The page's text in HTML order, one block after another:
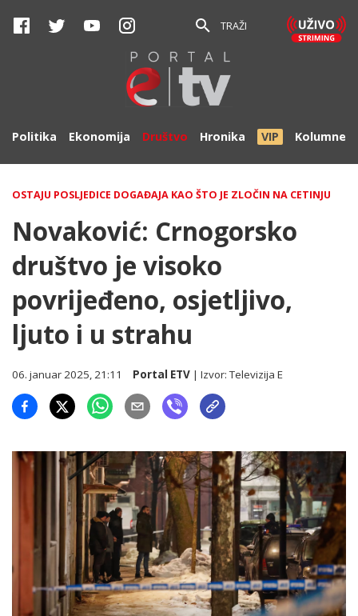
TRAŽI
Politika Ekonomija Društvo Hronika VIP Kolumne
OSTAJU POSLJEDICE DOGAĐAJA KAO ŠTO JE ZLOČIN NA CETINJU
Novaković: Crnogorsko
društvo je visoko
povrijeđeno, osjetljivo,
ljuto i u strahu
06. januar 2025, 21:11 Portal ETV | Izvor:Televizija E